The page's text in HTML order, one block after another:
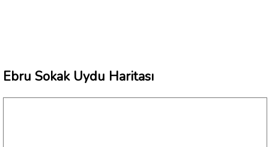
Ebru Sokak Uydu Haritası